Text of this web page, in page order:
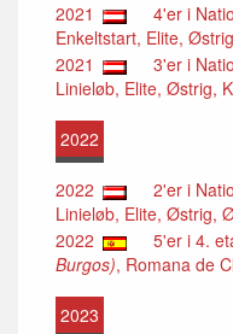
2021
4'er i
Enkeltstart, Elite,
2021
3'er i
Linieløb, Elite, Østrig,
2022
2022
2'er i
Linieløb, Elite, Østrig,
2022
5'er i 4.
Burgos), Romana de
2023